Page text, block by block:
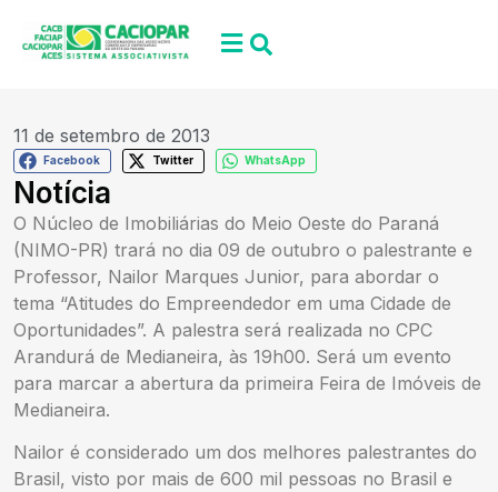
11 de setembro de 2013
Facebook Twitter WhatsApp
Notícia
O Núcleo de Imobiliárias do Meio Oeste do Paraná
(NIMO-PR) trará no dia 09 de outubro o palestrante e
Professor, Nailor Marques Junior, para abordar o
tema “Atitudes do Empreendedor em uma Cidade de
Oportunidades”. A palestra será realizada no CPC
Arandurá de Medianeira, às 19h00. Será um evento
para marcar a abertura da primeira Feira de Imóveis de
Medianeira.
Nailor é considerado um dos melhores palestrantes do
Brasil, visto por mais de 600 mil pessoas no Brasil e